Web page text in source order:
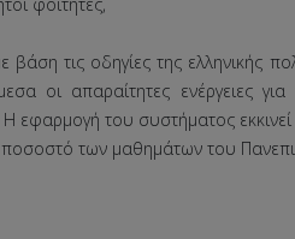
τις οδηγίες της ελληνικής
οι απαραίτητες ενέργειες
εφαρμογή του συστήματος
των μαθημάτων του